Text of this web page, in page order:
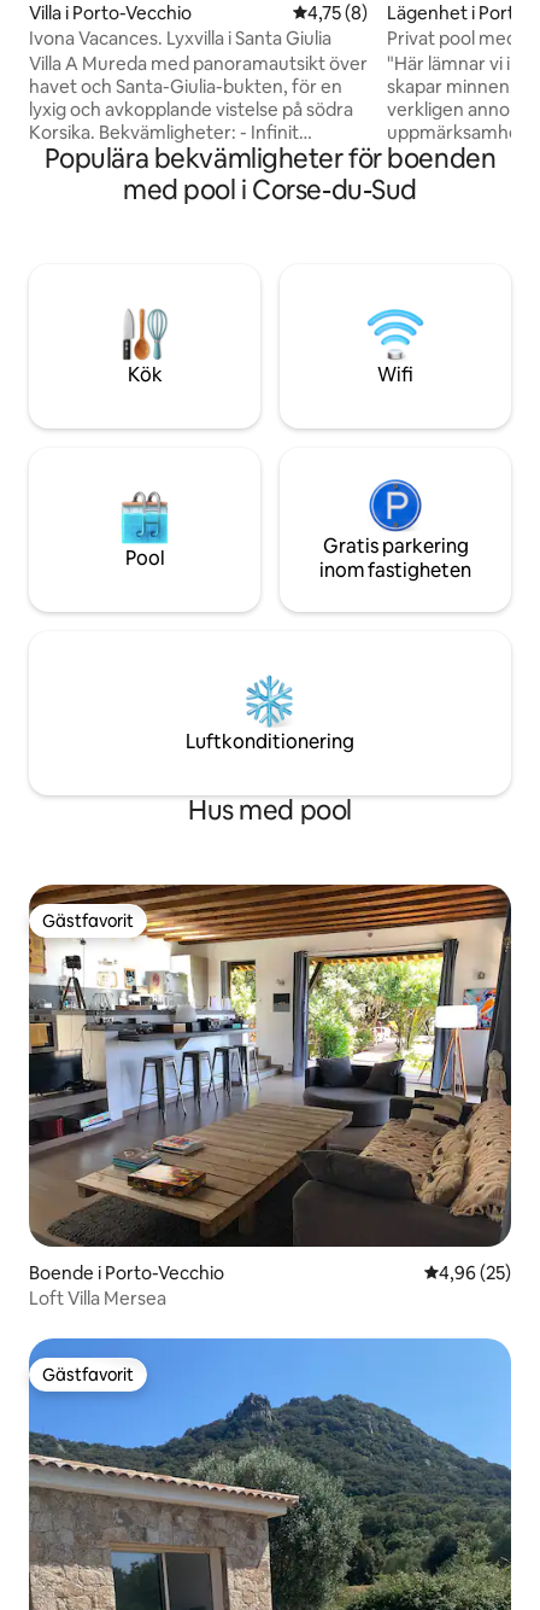
Villa i Porto-Vecchio 4,75 av 5 i genomsnittligt
4,75 (8)
Ivona Vacances. Lyxvilla i Santa Giulia
Villa A Mureda med panoramautsikt över
havet och Santa-Giulia-bukten, för en
lyxig och avkopplande vistelse på södra
Korsika. Bekvämligheter: - Infinit
uppvärmd pool - 5 sovrum med eget
badrum och terrass - Stort utrustat kök -
Mysigt vardagsrum med öppen spis -
familjesemester, en vistelse med vänner
eller en Specialtillfälle på Korsika.
Lägenhet i Porto-
Privat pool med
och överflöde
"Här lämnar vi
skapar minnen." Det som gör din vistelse
verkligen
uppmärksamhet
komfort
diskret service. Inom Villa Kallinera
erbjuder denna
du att njuta av att
och en aperitif på
Populära bekvämligheter för boenden
med pool i Corse-du-Sud
Kök Wifi
Pool
Gratis parkering
inom fastigheten
Luftkonditionering
Hus med pool
Gästfavorit
Gästfavorit
Boende i Porto-Vecchio 4,96 av 5 i
4,96 (25)
Loft Villa Mersea
Gästfavorit
Gästfavorit